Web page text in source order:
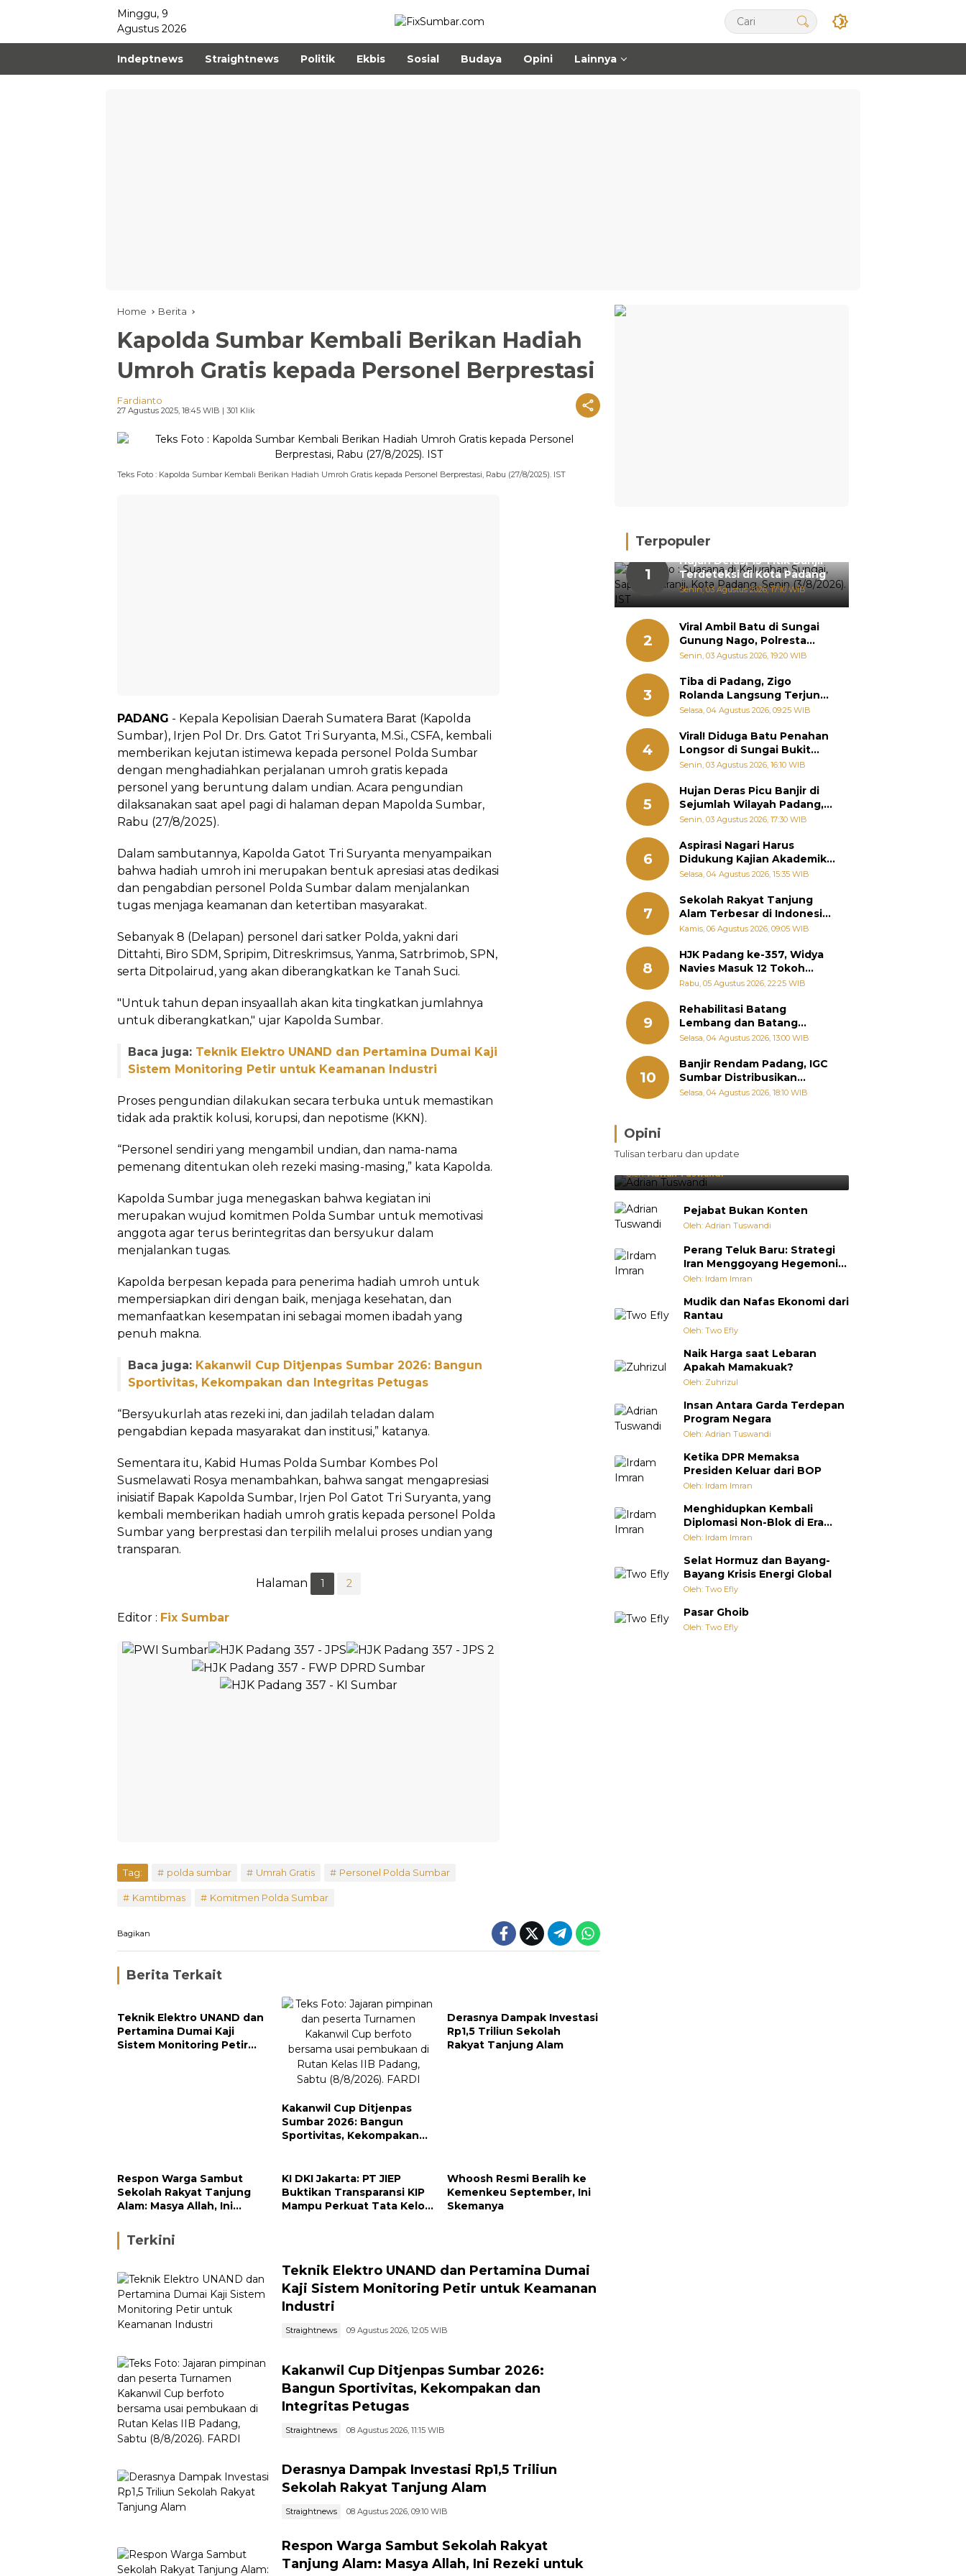
Minggu, 9
Agustus 2026
Indeptnews Straightnews Politik Ekbis Sosial Budaya Opini Lainnya
Home Berita
Kapolda Sumbar Kembali Berikan Hadiah
Umroh Gratis kepada Personel Berprestasi
Fardianto
27 Agustus 2025, 18:45 WIB | 301 Klik
Teks Foto : Kapolda Sumbar Kembali Berikan Hadiah Umroh Gratis kepada Personel Berprestasi, Rabu (27/8/2025). IST
PADANG - Kepala Kepolisian Daerah Sumatera Barat (Kapolda
Sumbar), Irjen Pol Dr. Drs. Gatot Tri Suryanta, M.Si., CSFA, kembali
memberikan kejutan istimewa kepada personel Polda Sumbar
dengan menghadiahkan perjalanan umroh gratis kepada
personel yang beruntung dalam undian. Acara pengundian
dilaksanakan saat apel pagi di halaman depan Mapolda Sumbar,
Rabu (27/8/2025).
Dalam sambutannya, Kapolda Gatot Tri Suryanta menyampaikan
bahwa hadiah umroh ini merupakan bentuk apresiasi atas dedikasi
dan pengabdian personel Polda Sumbar dalam menjalankan
tugas menjaga keamanan dan ketertiban masyarakat.
Sebanyak 8 (Delapan) personel dari satker Polda, yakni dari
Dittahti, Biro SDM, Spripim, Ditreskrimsus, Yanma, Satrbrimob, SPN,
serta Ditpolairud, yang akan diberangkatkan ke Tanah Suci.
"Untuk tahun depan insyaallah akan kita tingkatkan jumlahnya
untuk diberangkatkan," ujar Kapolda Sumbar.
Baca juga: Teknik Elektro UNAND dan Pertamina Dumai Kaji
Sistem Monitoring Petir untuk Keamanan Industri
Proses pengundian dilakukan secara terbuka untuk memastikan
tidak ada praktik kolusi, korupsi, dan nepotisme (KKN).
“Personel sendiri yang mengambil undian, dan nama-nama
pemenang ditentukan oleh rezeki masing-masing,” kata Kapolda.
Kapolda Sumbar juga menegaskan bahwa kegiatan ini
merupakan wujud komitmen Polda Sumbar untuk memotivasi
anggota agar terus berintegritas dan bersyukur dalam
menjalankan tugas.
Kapolda berpesan kepada para penerima hadiah umroh untuk
mempersiapkan diri dengan baik, menjaga kesehatan, dan
memanfaatkan kesempatan ini sebagai momen ibadah yang
penuh makna.
Baca juga: Kakanwil Cup Ditjenpas Sumbar 2026: Bangun
Sportivitas, Kekompakan dan Integritas Petugas
“Bersyukurlah atas rezeki ini, dan jadilah teladan dalam
pengabdian kepada masyarakat dan institusi,” katanya.
Sementara itu, Kabid Humas Polda Sumbar Kombes Pol
Susmelawati Rosya menambahkan, bahwa sangat mengapresiasi
inisiatif Bapak Kapolda Sumbar, Irjen Pol Gatot Tri Suryanta, yang
kembali memberikan hadiah umroh gratis kepada personel Polda
Sumbar yang berprestasi dan terpilih melalui proses undian yang
transparan.
Halaman 1 2
Editor : Fix Sumbar
Tag: polda sumbar Umrah Gratis Personel Polda Sumbar
Kamtibmas Komitmen Polda Sumbar
Bagikan
Berita Terkait
Teknik Elektro UNAND dan
Pertamina Dumai Kaji
Sistem Monitoring Petir
Kakanwil Cup Ditjenpas
Sumbar 2026: Bangun
Sportivitas, Kekompakan
Derasnya Dampak Investasi
Rp1,5 Triliun Sekolah
Rakyat Tanjung Alam
Respon Warga Sambut
Sekolah Rakyat Tanjung
Alam: Masya Allah, Ini
KI DKI Jakarta: PT JIEP
Buktikan Transparansi KIP
Mampu Perkuat Tata Kelola
Whoosh Resmi Beralih ke
Kemenkeu September, Ini
Skemanya
Terkini
Teknik Elektro UNAND dan Pertamina Dumai
Kaji Sistem Monitoring Petir untuk Keamanan
Industri
Straightnews 09 Agustus 2026, 12:05 WIB
Kakanwil Cup Ditjenpas Sumbar 2026:
Bangun Sportivitas, Kekompakan dan
Integritas Petugas
Straightnews 08 Agustus 2026, 11:15 WIB
Derasnya Dampak Investasi Rp1,5 Triliun
Sekolah Rakyat Tanjung Alam
Straightnews 08 Agustus 2026, 09:10 WIB
Respon Warga Sambut Sekolah Rakyat
Tanjung Alam: Masya Allah, Ini Rezeki untuk
Terpopuler
1
Hujan Deras, 15 Titik Banjir
Terdeteksi di Kota Padang
Senin, 03 Agustus 2026, 17:10 WIB
2
Viral Ambil Batu di Sungai
Gunung Nago, Polresta
Padang Ungkap Fakta
Senin, 03 Agustus 2026, 19:20 WIB
3
Tiba di Padang, Zigo
Rolanda Langsung Terjun
Bantu Warga Terdampak
Selasa, 04 Agustus 2026, 09:25 WIB
4
Viral! Diduga Batu Penahan
Longsor di Sungai Bukit
Nago Padang Diambil, Warga
Senin, 03 Agustus 2026, 16:10 WIB
5
Hujan Deras Picu Banjir di
Sejumlah Wilayah Padang,
Fadly Amran Perintahkan
Senin, 03 Agustus 2026, 17:30 WIB
6
Aspirasi Nagari Harus
Didukung Kajian Akademik,
Zigo Rolanda: Agar Mudah
Kementerian
Selasa, 04 Agustus 2026, 15:35 WIB
7
Sekolah Rakyat Tanjung
Alam Terbesar di Indonesia,
Groundbreaking September
Kamis, 06 Agustus 2026, 09:05 WIB
8
HJK Padang ke-357, Widya
Navies Masuk 12 Tokoh
Masyarakat Penerima
Padang
Rabu, 05 Agustus 2026, 22:25 WIB
9
Rehabilitasi Batang
Lembang dan Batang
Gawan Segera Dimulai, Zigo
Berjalan
Selasa, 04 Agustus 2026, 13:00 WIB
10
Banjir Rendam Padang, IGC
Sumbar Distribusikan
Ratusan Nasi Bungkus dan
Selasa, 04 Agustus 2026, 18:10 WIB
Opini
Tulisan terbaru dan update
Brasil Lebih Diunggulkan, tetapi
Jepang Selalu Punya Cara Membuat
Kejutan
Oleh:Adrian Tuswandi
Pejabat Bukan Konten
Oleh: Adrian Tuswandi
Perang Teluk Baru: Strategi
Iran Menggoyang Hegemoni
AS dari Dalam
Oleh: Irdam Imran
Mudik dan Nafas Ekonomi dari
Rantau
Oleh: Two Efly
Naik Harga saat Lebaran
Apakah Mamakuak?
Oleh: Zuhrizul
Insan Antara Garda Terdepan
Program Negara
Oleh: Adrian Tuswandi
Ketika DPR Memaksa
Presiden Keluar dari BOP
Oleh: Irdam Imran
Menghidupkan Kembali
Diplomasi Non-Blok di Era
Multipolar
Oleh: Irdam Imran
Selat Hormuz dan Bayang-
Bayang Krisis Energi Global
Oleh: Two Efly
Pasar Ghoib
Oleh: Two Efly